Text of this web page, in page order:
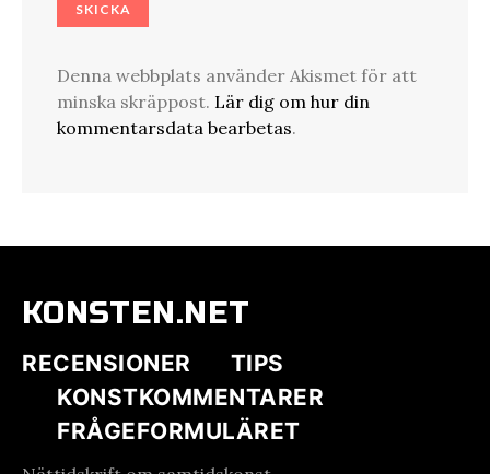
Denna webbplats använder Akismet för att
minska skräppost. Lär dig om hur din
kommentarsdata bearbetas.
KONSTEN.NET
RECENSIONER
TIPS
KONSTKOMMENTARER
FRÅGEFORMULÄRET